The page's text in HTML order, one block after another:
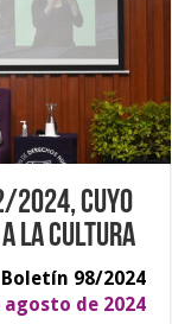
2024, cuyo
a la Cultura
Boletín 98/2024
agosto de 2024